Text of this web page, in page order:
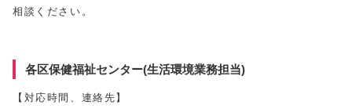
相談ください。
各区保健福祉センター(生活環境業務担当)
【対応時間、連絡先】